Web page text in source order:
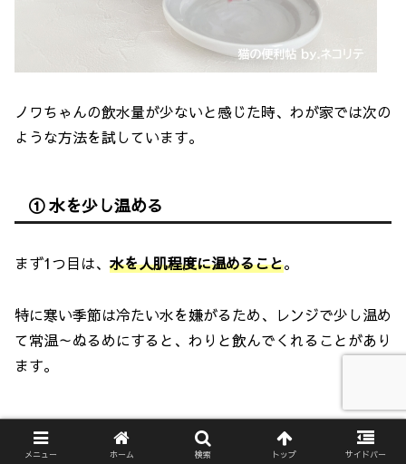
ノワちゃんの飲水量が少ないと感じた時、わが家では次の
ような方法を試しています。
① 水を少し温める
まず1つ目は、 水を人肌程度に温めること。
特に寒い季節は冷たい水を嫌がるため、レンジで少し温め
て常温～ぬるめにすると、わりと飲んでくれることがあり
ます。
② 好物のトライプを水に入れる
メニュー ホーム 検索 トップ サイドバー